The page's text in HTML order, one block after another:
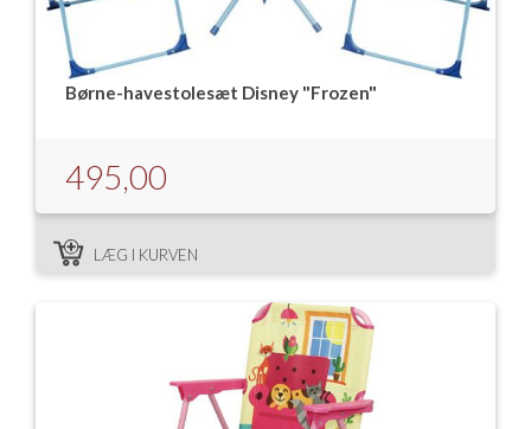
Børne-havestolesæt Disney "Frozen"
495,00
LÆG I KURVEN